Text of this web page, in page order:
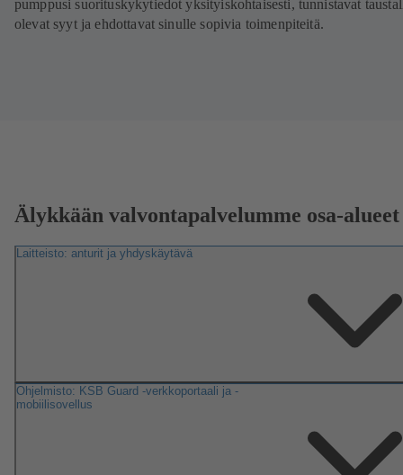
pumppusi suorituskykytiedot yksityiskohtaisesti, tunnistavat
olevat syyt ja ehdottavat sinulle sopivia toimenpiteitä.
Älykkään valvontapalvelumme osa-alueet
Laitteisto: anturit ja yhdyskäytävä
Ohjelmisto: KSB Guard -verkkoportaali ja -
mobiilisovellus